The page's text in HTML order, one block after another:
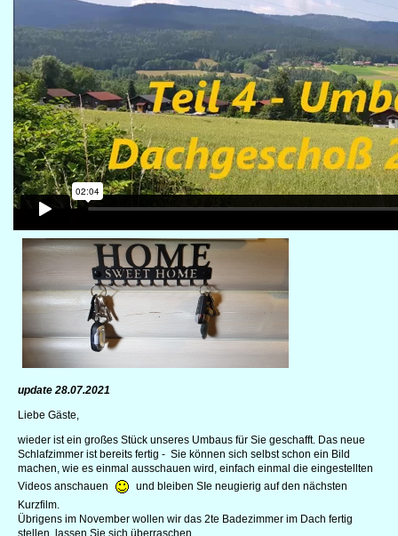
update 28.07.2021
Liebe Gäste,
wieder ist ein großes Stück unseres Umbaus für Sie geschafft. Das neue
Schlafzimmer ist bereits fertig - Sie können sich selbst schon ein Bild
machen, wie es einmal ausschauen wird, einfach einmal die eingestellten
Videos anschauen
und bleiben SIe neugierig auf den nächsten
Kurzfilm.
Übrigens im November wollen wir das 2te Badezimmer im Dach fertig
stellen, lassen Sie sich überraschen